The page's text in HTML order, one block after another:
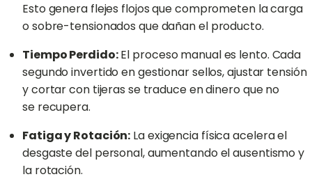
Esto genera flejes flojos que comprometen la carga
o sobre-tensionados que dañan el producto.
Tiempo Perdido:El proceso manual es lento. Cada
segundo invertido en gestionar sellos, ajustar tensión
y cortar con tijeras se traduce en dinero que no
se recupera.
Fatiga y Rotación: La exigencia física acelera el
desgaste del personal, aumentando el ausentismo y
la rotación.